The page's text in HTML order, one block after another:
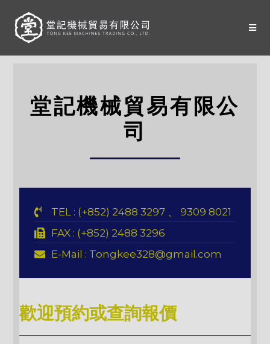
堂記機械貿易有限公
司
TEL : (+852) 2488 3297 、 9309 8021
FAX : (+852) 2488 3296
E-Mail : Tongkee328@gmail.com
歡迎預約或查詢報價